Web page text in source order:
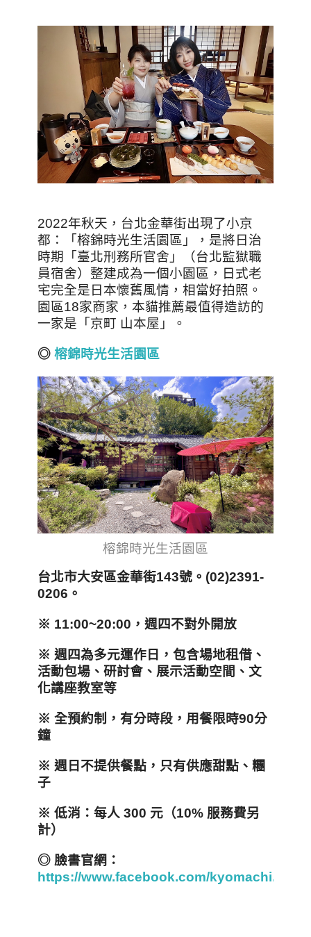
2022年秋天，台北金華街出現了小京
都：「榕錦時光生活園區」，是將日治
時期「臺北刑務所官舍」（台北監獄職
員宿舍）整建成為一個小園區，日式老
宅完全是日本懷舊風情，相當好拍照。
園區18家商家，本貓推薦最值得造訪的
一家是「京町 山本屋」。
◎ 榕錦時光生活園區
榕錦時光生活園區
台北市大安區金華街143號 。(02)2391-
0206 。
※ 11:00~20:00，週四不對外開放
※ 週四為多元運作日，包含場地租借 、
活動包場 、 研討會 、 展示活動空間 、 文
化講座教室等
※ 全預約制 ， 有分時段 ， 用餐限時90分
鐘
※ 週日不提供餐點 ， 只有供應甜點 、 糰
子
※ 低消：每人 300 元（10% 服務費另
計）
◎ 臉書官網：
https://www.facebook.com/